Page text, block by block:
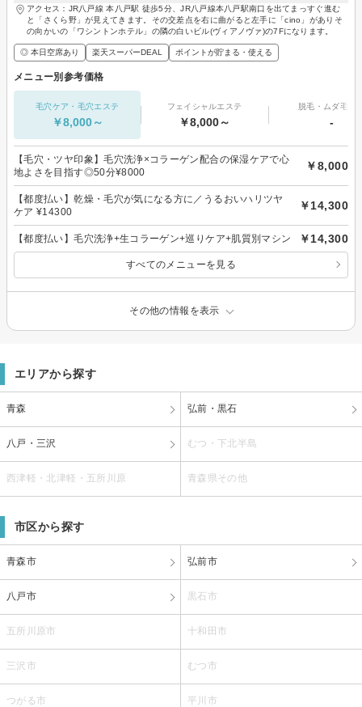
アクセス：JR八戸線 本八戸駅 徒歩5分、JR八戸線本八戸駅南口を出てまっすぐ進む
と「さくら野」が見えてきます。その交差点を右に曲がると左手に「cino」がありそ
の向かいの「ワシントンホテル」の隣の白いビル(ヴィアノヴァ)の7Fになります。
◎ 本日空席あり 楽天スーパーDEAL ポイントが貯まる・使える
メニュー別参考価格
毛穴ケア・毛穴エステ
￥8,000～
フェイシャルエステ
￥8,000～
脱毛・ムダ毛処
-
【毛穴・ツヤ印象】毛穴洗浄×コラーゲン配合の保湿ケアで心
地よさを目指す◎50分¥8000
￥8,000
【都度払い】乾燥・毛穴が気になる方に／うるおいハリツヤ
ケア ¥14300
￥14,300
【都度払い】毛穴洗浄+生コラーゲン+巡りケア+肌質別マシン ￥14,300
すべてのメニューを見る
その他の情報を表示
エリアから探す
青森 弘前・黒石
八戸・三沢 むつ・下北半島
西津軽・北津軽・五所川原 青森県その他
市区から探す
青森市 弘前市
八戸市 黒石市
五所川原市 十和田市
三沢市 むつ市
つがる市 平川市